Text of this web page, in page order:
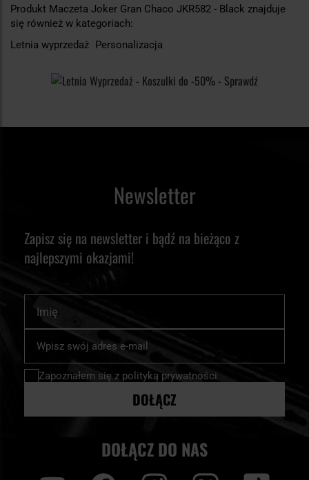
Produkt Maczeta Joker Gran Chaco JKR582 - Black znajduje
się również w kategoriach:
Letnia wyprzedaż Personalizacja
Newsletter
Zapisz się na newsletter i bądź na bieżąco z
najlepszymi okazjami!
nasz
newsletter:
Zapoznałem się z polityką prywatności
DOŁĄCZ
DOŁĄCZ DO NAS